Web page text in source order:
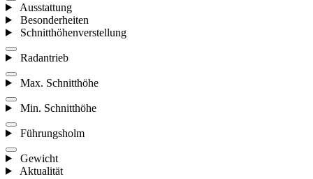
Ausstattung
Besonderheiten
Schnitthöhenverstellung
Radantrieb
Max. Schnitthöhe
Min. Schnitthöhe
Führungsholm
Gewicht
Aktualität